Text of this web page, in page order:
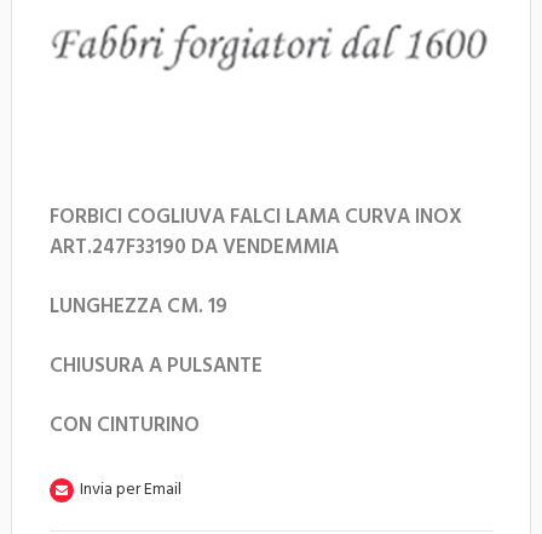
FORBICI COGLIUVA FALCI LAMA CURVA INOX
ART.247F33190 DA VENDEMMIA
LUNGHEZZA CM. 19
CHIUSURA A PULSANTE
CON CINTURINO
Invia per Email